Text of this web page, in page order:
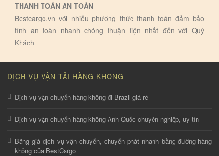
THANH TOÁN AN TOÀN
Bestcargo.vn với nhiếu phương thức thanh toán đảm bảo
tính an toàn nhanh chóng thuận tiện nhất đến với Quý
Khách.
DỊCH VỤ VẬN TẢI HÀNG KHÔNG
Dịch vụ vận chuyển hàng không đi Brazil giá rẻ
Dịch vụ vận chuyển hàng không Anh Quốc chuyên nghiệp, uy tín
Bảng giá dịch vụ vận chuyển, chuyển phát nhanh bằng đường hàng
không của BestCargo